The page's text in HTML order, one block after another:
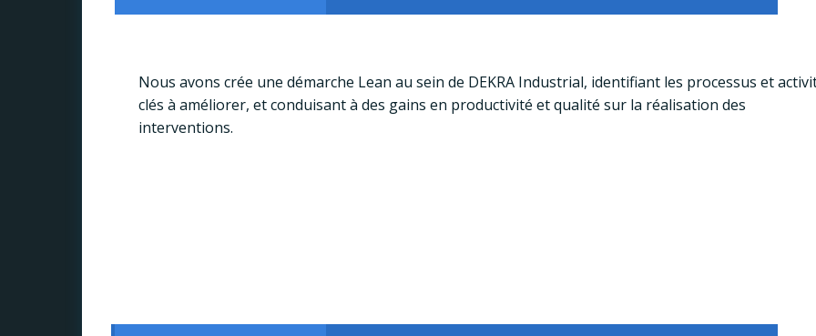
Nous avons crée une démarche Lean au sein de DEKRA Industrial, identifiant les processus et
clés à améliorer, et conduisant à des gains en productivité et qualité sur la réalisation des
interventions.